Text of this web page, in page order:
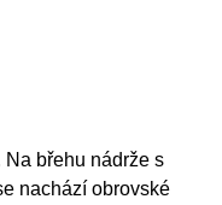
břehu nádrže s
nachází obrovské